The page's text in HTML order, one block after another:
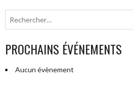
PROCHAINS ÉVÉNEMENTS
Aucun évènement